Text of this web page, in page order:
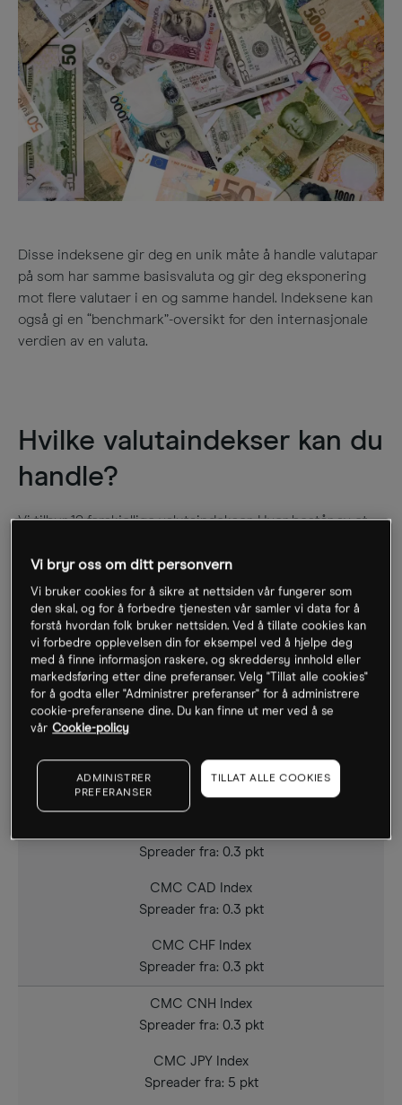
Disse indeksene gir deg en unik måte å handle valutapar
på som har samme basisvaluta og gir deg eksponering
mot flere valutaer i en og samme handel. Indeksene kan
også gi en “benchmark”-oversikt for den internasjonale
verdien av en valuta.
Hvilke valutaindekser kan du
handle?
Vi tilbyr 12 forskjellige valutaindekser. Hver består av et
eksempel CMC USD Index består av en samling av
amerikanske dollarpar, der man følger verdien av USD
mot et utvalg av andre valutaer.
CMC USD Index
Spreader fra: 0.25 pkt
CMC GBP Index
CMC EUR Index
Spreader fra: 0.25 pkt
Spreader fra: 0.3 pkt
CMC CAD Index
Spreader fra: 0.3 pkt
CMC CHF Index
Spreader fra: 0.3 pkt
CMC CNH Index
Spreader fra: 0.3 pkt
CMC JPY Index
Spreader fra: 5 pkt
Vi bryr oss om ditt personvern
Vi bruker cookies for å sikre at nettsiden vår fungerer som
den skal, og for å forbedre tjenesten vår samler vi data for å
forstå hvordan folk bruker nettsiden. Ved å tillate cookies kan
vi forbedre opplevelsen din for eksempel ved å hjelpe deg
med å finne informasjon raskere, og skreddersy innhold eller
markedsføring etter dine preferanser. Velg "Tillat alle cookies"
for å godta eller "Administrer preferanser" for å administrere
cookie-preferansene dine. Du kan finne ut mer ved å se
vår Cookie-policy
ADMINISTRER
PREFERANSER
TILLAT ALLE COOKIES